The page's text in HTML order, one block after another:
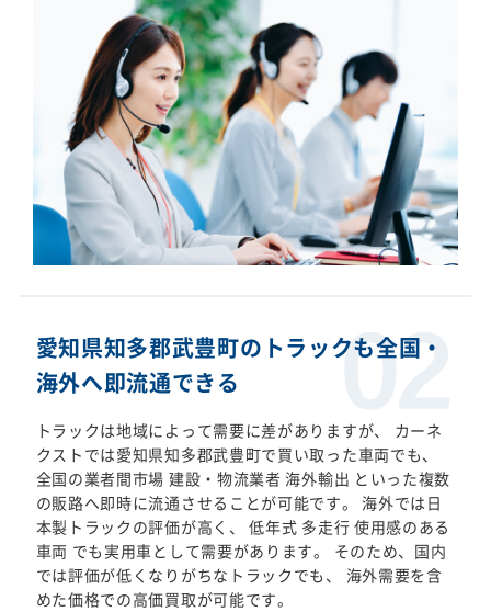
愛知県知多郡武豊町のトラックも全国・
海外へ即流通できる
トラックは地域によって需要に差がありますが、 カーネ
クストでは愛知県知多郡武豊町で買い取った車両でも、
全国の業者間市場 建設・物流業者 海外輸出 といった複数
の販路へ即時に流通させることが可能です。 海外では日
本製トラックの評価が高く、 低年式 多走行 使用感のある
車両 でも実用車として需要があります。 そのため、国内
では評価が低くなりがちなトラックでも、 海外需要を含
めた価格での高価買取が可能です。